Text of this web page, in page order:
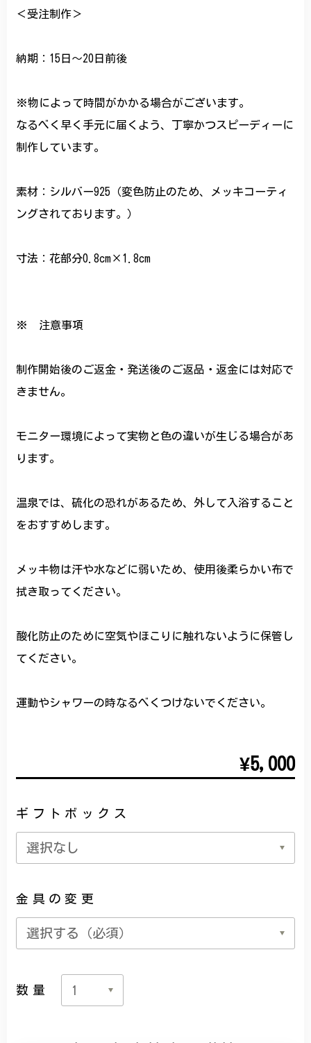
＜受注制作＞
納期：15日〜20日前後
※物によって時間がかかる場合がございます。
なるべく早く手元に届くよう、丁寧かつスピーディーに
制作しています。
素材：シルバー925（変色防止のため、メッキコーティ
ングされております。）
寸法：花部分0.8cm×1.8cm
※ 注意事項
制作開始後のご返金・発送後のご返品・返金には対応で
きません。
モニター環境によって実物と色の違いが生じる場合があ
ります。
温泉では、硫化の恐れがあるため、外して入浴すること
をおすすめします。
メッキ物は汗や水などに弱いため、使用後柔らかい布で
拭き取ってください。
酸化防止のために空気やほこりに触れないように保管し
てください。
運動やシャワーの時なるべくつけないでください。
¥5,000
ギフトボックス
金具の変更
数量